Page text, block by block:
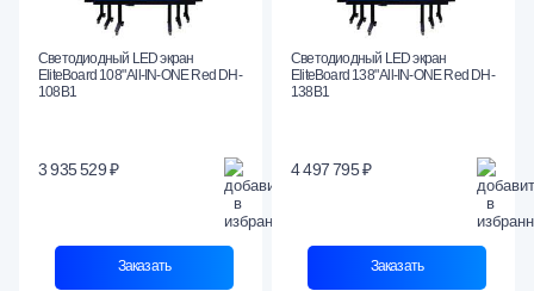
Светодиодный LED экран
EliteBoard 108" All-IN-ONE Red DH-
108B1
3 935 529 ₽
Заказать
Светодиодный LED экран
EliteBoard 138" All-IN-ONE Red DH-
138B1
4 497 795 ₽
Заказать